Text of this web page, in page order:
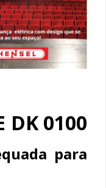
DK 0100
para